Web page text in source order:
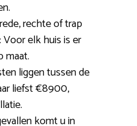
rechte of trap
elk huis is er
maat.
liggen tussen de
liefst €8900,
komt u in